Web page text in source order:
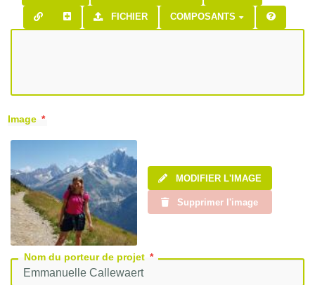
FICHIER COMPOSANTS
Image
MODIFIER L'IMAGE
Supprimer l'image
Nom du porteur de projet